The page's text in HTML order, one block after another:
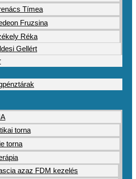
Tímea
Fruzsina
Réka
Gellért
torna
torna
azaz FDM kezelés